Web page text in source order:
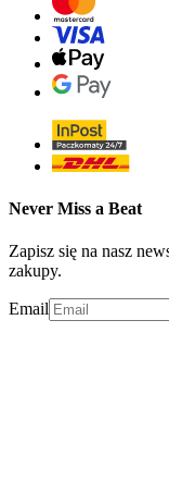
Never Miss a Beat
Zapisz się na nasz
zakupy.
Email